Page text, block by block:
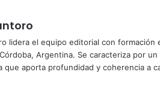
lidera el equipo editorial con formación
Argentina. Se caracteriza por
que aporta profundidad y coherencia a